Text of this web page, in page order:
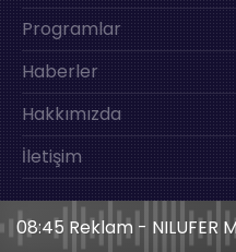
Programlar
Haberler
Hakkımızda
İletişim